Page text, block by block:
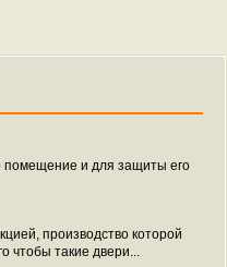
помещение и для защиты его
производство которой
чтобы такие двери...